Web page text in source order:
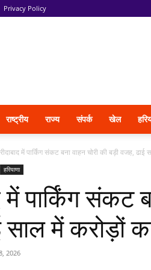
Privacy Policy
राष्ट्रीय राज्य संपर्क खेल
में पार्किंग संकट बना वाहन चोरी की बड़ी वजह, ढाई
हरियाणा
में पार्किंग संकट
साल में करोड़ों
2026